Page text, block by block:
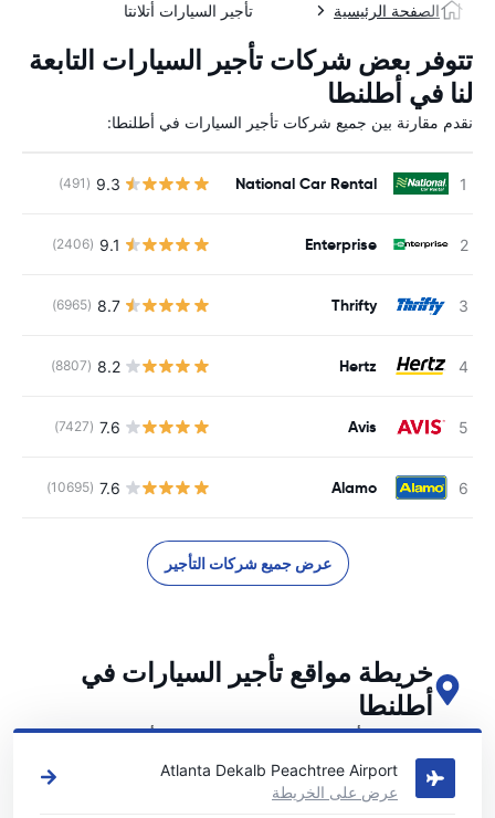
الصفحة الرئيسية تأجير السيارات أتلانتا
تتوفر بعض شركات تأجير السيارات التابعة
لنا في أطلنطا
نقدم مقارنة بين جميع شركات تأجير السيارات في أطلنطا:
National Car Rental
9.3
(491)
Enterprise
9.1
(2406)
Thrifty
8.7
(6965)
Hertz
8.2
(8807)
Avis
7.6
(7427)
Alamo
7.6
(10695)
عرض جميع شركات التأجير
خريطة مواقع تأجير السيارات في
أطلنطا
اطلع على مواقع تأجير السيارات الرئيسية لدينا في أطلنطا
Atlanta Dekalb Peachtree Airport
عرض على الخريطة